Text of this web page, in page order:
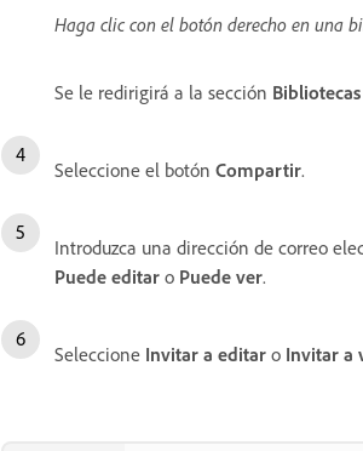
Haga clic con el botón derecho en una
Se le redirigirá a la sección
Seleccione el botón Compartir.
Introduzca una dirección de correo
Puede editar o Puede ver.
Seleccione Invitar a editar o Invitar a